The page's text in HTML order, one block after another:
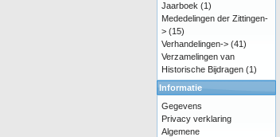
Jaarboek (1)
Mededelingen der Zittingen-
> (15)
Verhandelingen-> (41)
Verzamelingen van
Historische Bijdragen (1)
Informatie
Gegevens
Privacy verklaring
Algemene